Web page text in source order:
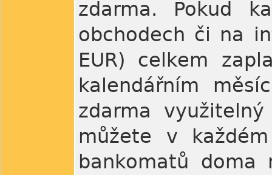
zdarma. Pokud
obchodech či na
EUR) celkem
kalendářním
zdarma
můžete v
bankomatů doma